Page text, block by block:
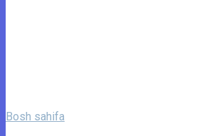
Bosh sahifa